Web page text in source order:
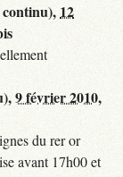
12
9 février 2010,
du rer or
avant 17h00 et